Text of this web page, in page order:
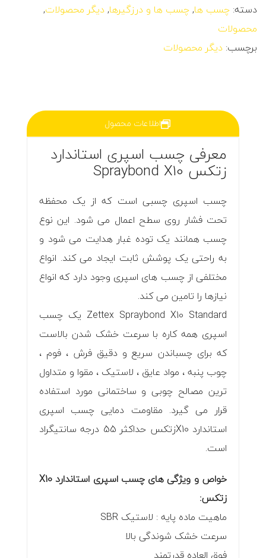
دسته: چسب ها,چسب ها و درزگیرها,دیگر محصولات,
محصولات
برچسب: دیگر محصولات
اطلاعات محصول
معرفی چسب اسپری استاندارد
زتکس Spraybond X10
چسب اسپری چسبی است که از یک محفظه
تحت فشار روی سطح اعمال می شود. این نوع
چسب همانند یک توده غبار هدایت می شود و
به راحتی یک پوشش ثابت ایجاد می کند. انواع
مختلفی از چسب های اسپری وجود دارد که انواع
نیازها را تامین می کند.
Zettex Spraybond X10 Standard یک چسب
اسپری همه کاره با سرعت خشک شدن بالاست
که برای چسباندن سریع و دقیق فرش ، فوم ،
چوب پنبه ، مواد عایق ، لاستیک ، مقوا و متداول
ترین مصالح چوبی و ساختمانی مورد استفاده
قرار می گیرد. مقاومت دمایی چسب اسپری
استاندارد X10زتکس حداکثر 55 درجه سانتیگراد
است.
خواص و ویژگی های چسب اسپری استاندارد X10
زتکس:
ماهیت ماده پایه : لاستیک SBR
سرعت خشک شوندگی بالا